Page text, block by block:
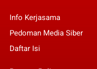
Info Kerjasama
Pedoman Media Siber
Daftar Isi